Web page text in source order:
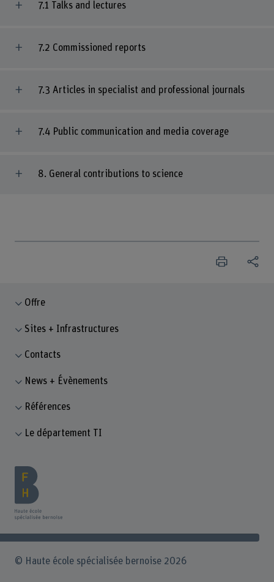
7.1 Talks and lectures
7.2 Commissioned reports
7.3 Articles in specialist and professional journals
7.4 Public communication and media coverage
8. General contributions to science
Offre
Sites + Infrastructures
Contacts
News + Évènements
Références
Le département TI
© Haute école spécialisée bernoise 2026